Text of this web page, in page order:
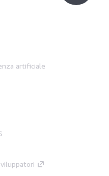
artificiale